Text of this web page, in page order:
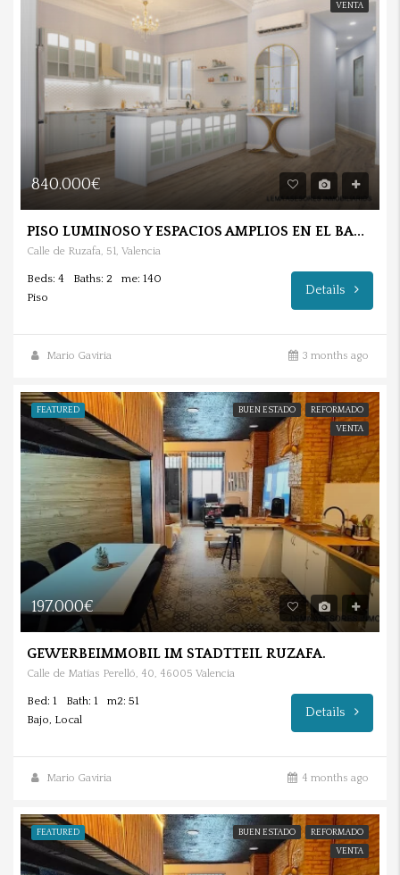
VENTA
840.000€
PISO LUMINOSO Y ESPACIOS AMPLIOS EN EL BARRIO DE RUZAFA.
Calle de Ruzafa, 51, Valencia
Beds: 4 Baths: 2
me: 140
Piso
Details
Mario Gaviria 3 months ago
FEATURED BUEN ESTADO
REFORMADO
VENTA
197.000€
GEWERBEIMMOBIL IM STADTTEIL RUZAFA.
Calle de Matías Perelló, 40, 46005 Valencia
Bed: 1 Bath: 1
m2: 51
Bajo, Local
Details
Mario Gaviria 4 months ago
FEATURED BUEN ESTADO
REFORMADO
VENTA